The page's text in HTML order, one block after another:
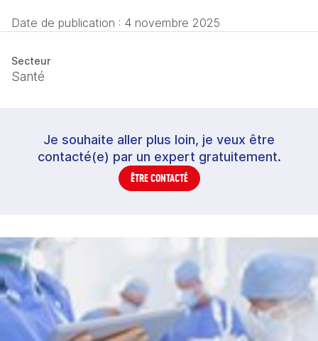
Date de publication : 4 novembre 2025
Secteur
Santé
Je souhaite aller plus loin, je veux être
contacté(e) par un expert gratuitement.
ÊTRE CONTACTÉ